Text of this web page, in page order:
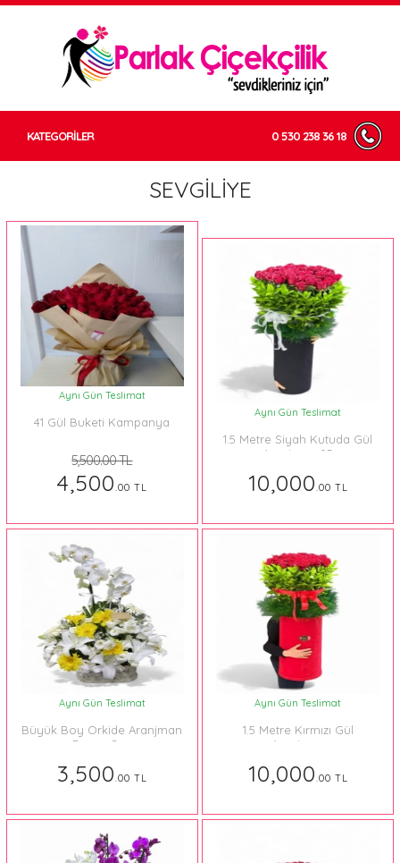
KATEGORİLER 0 530 238 36 18
SEVGİLİYE
Aynı Gün Teslimat
41 Gül Buketi Kampanya
5,500.00 TL
4,500.00 TL
Aynı Gün Teslimat
1.5 Metre Siyah Kutuda Gül
Aranjman 05
10,000.00 TL
Aynı Gün Teslimat
Büyük Boy Orkide Aranjman
Beyaz Sarı
3,500.00 TL
Aynı Gün Teslimat
1.5 Metre Kırmızı Gül
Aranjman
10,000.00 TL